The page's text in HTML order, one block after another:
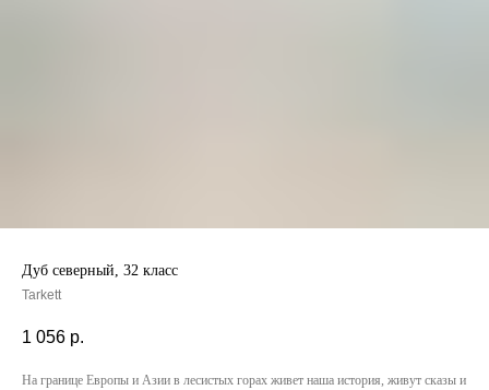
Дуб северный, 32 класс
Tarkett
1 056 р.
На границе Европы и Азии в лесистых горах живет наша история, живут сказы и